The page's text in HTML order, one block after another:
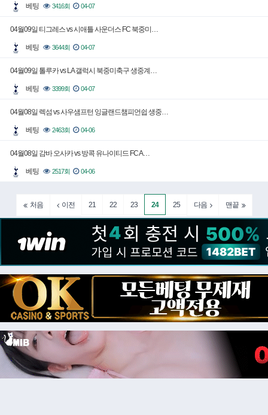
베팅 3416회 04-07
04월09일 티그레스 vs 시애틀 사운더스 FC 북중미…
베팅 3644회 04-07
04월09일 톨루카 vs LA 갤럭시 북중미축구 생중계…
베팅 3399회 04-07
04월08일 렉섬 vs 사우샘프턴 잉글랜드챔피언쉽 생중…
베팅 2463회 04-06
04월08일 감바 오사카 vs 방콕 유나이티드 FC A…
베팅 2517회 04-06
처음 이전 21 22 23 24 25 다음 맨끝